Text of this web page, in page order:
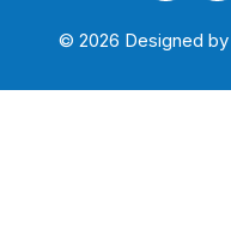
© 2026 Designed by